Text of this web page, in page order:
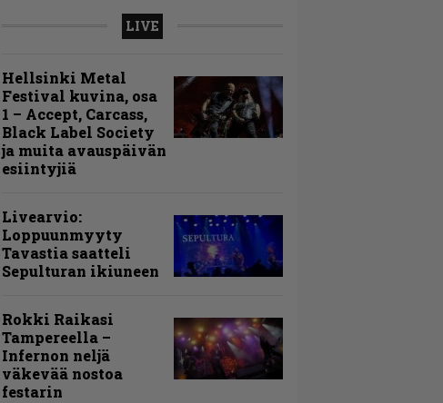
LIVE
Hellsinki Metal
Festival kuvina, osa
1 – Accept, Carcass,
Black Label Society
ja muita avauspäivän
esiintyjiä
Livearvio:
Loppuunmyyty
Tavastia saatteli
Sepulturan ikiuneen
Rokki Raikasi
Tampereella –
Infernon neljä
väkevää nostoa
festarin